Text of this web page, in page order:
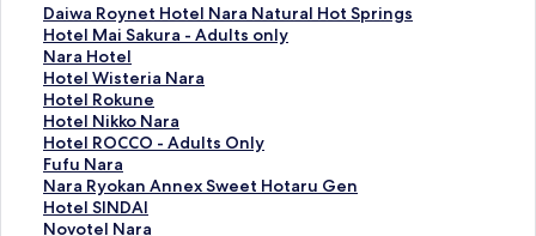
Daiwa Roynet Hotel Nara Natural Hot Springs
D
a
i
w
a
R
o
y
n
e
t
Hotel Mai Sakura - Adults only
H
o
t
e
l
M
a
i
S
a
Nara Hotel
N
a
r
a
H
o
t
e
l
Hotel Wisteria Nara
H
o
t
e
l
W
i
s
Hotel Rokune
H
o
t
e
l
R
o
Hotel Nikko Nara
H
o
t
e
l
N
Hotel ROCCO - Adults Only
H
o
t
e
l
Fufu Nara
F
u
f
u
Nara Ryokan Annex Sweet Hotaru Gen
N
a
r
Hotel SINDAI
H
o
Novotel Nara
N